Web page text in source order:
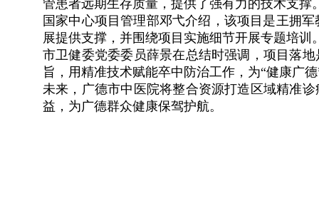
管患者远期生存质量，提供了强有力的技术支撑
国家中心项目管理部邓弋介绍，该项目是王拥
展提供支撑，并围绕项目实施细节开展专题培训
市卫健委党委委员薛景在总结时强调，项目落
旨，用精准技术赋能卒中防治工作，为“健康广
未来，广德市中医院将整合资源打造区域精准
益，为广德群众健康保驾护航。